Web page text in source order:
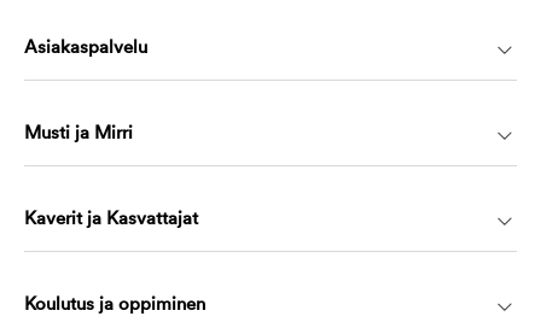
Asiakaspalvelu
Musti ja Mirri
Kaverit ja Kasvattajat
Koulutus ja oppiminen